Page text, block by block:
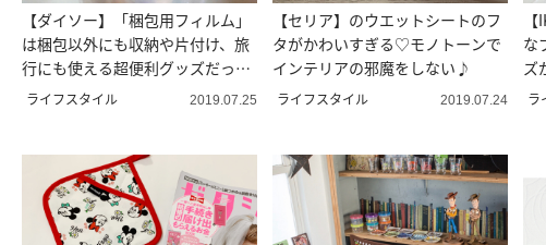
【ダイソー】「梱包用フィルム」
は梱包以外にも収納や片付け、旅
行にも使える超便利グッズだっ
た！
ライフスタイル 2019.07.25
【セリア】のウエットシートのフ
タがかわいすぎる♡モノトーンで
インテリアの邪魔をしない♪
ライフスタイル 2019.07.24
な
ズ
ラ